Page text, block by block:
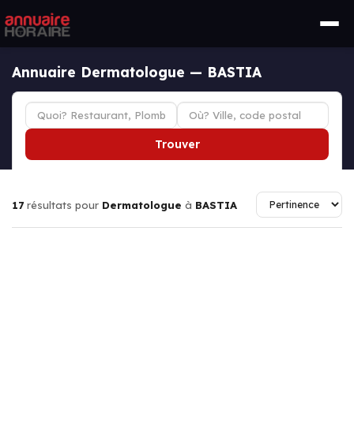
Annuaire Dermatologue — BASTIA
Trouver
17 résultats pour Dermatologue à BASTIA